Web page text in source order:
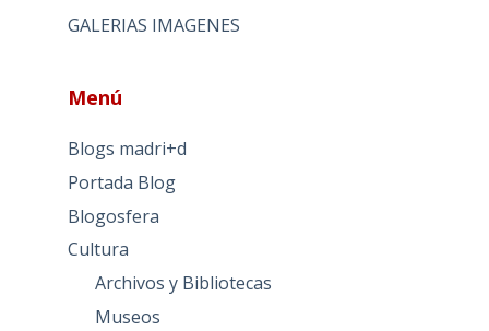
GALERIAS IMAGENES
Menú
Blogs madri+d
Portada Blog
Blogosfera
Cultura
Archivos y Bibliotecas
Museos